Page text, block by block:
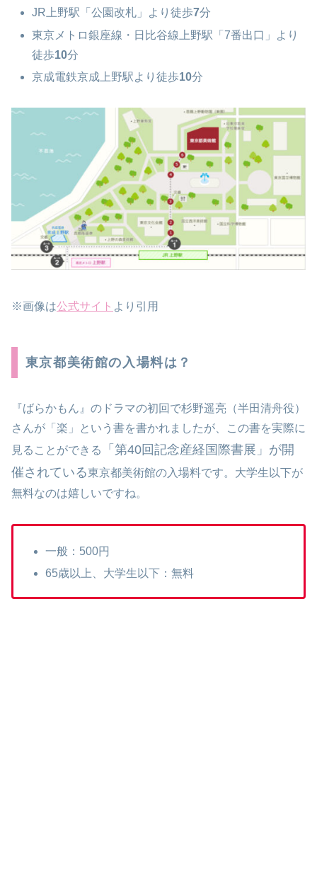
JR上野駅「公園改札」より徒歩7分
東京メトロ銀座線・日比谷線上野駅「7番出口」より
徒歩10分
京成電鉄京成上野駅より徒歩10分
※画像は公式サイト より引用
東京都美術館の入場料は？
『ばらかもん』のドラマの初回で杉野遥亮（半田清舟役）
さんが「楽」という書を書かれましたが、この書を実際に
見ることができる
「第40回記念産経国際書展」が開
催されている東京都美術館の入場料です。大学生以下が
無料なのは嬉しいですね。
一般：500円
65歳以上、大学生以下：無料